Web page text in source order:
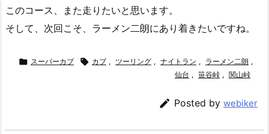
このコース、また走りたいと思います。
そして、次回こそ、ラーメン二朗にあり着きたいですね。
 スーパーカブ  カブ , ツーリング , ナイトラン , ラーメン二朗 ,
仙台 , 笹谷峠 , 関山峠
 Posted by webiker